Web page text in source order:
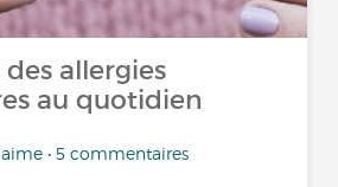
allergies
au quotidien
• 5 commentaires